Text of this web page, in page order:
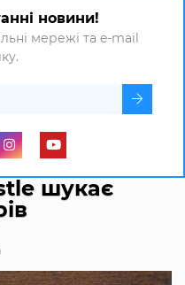
новини!
мережі та e-mail
шукає